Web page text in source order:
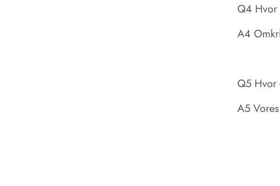
Q4 Hvor
A4
Q5 Hvor
A5